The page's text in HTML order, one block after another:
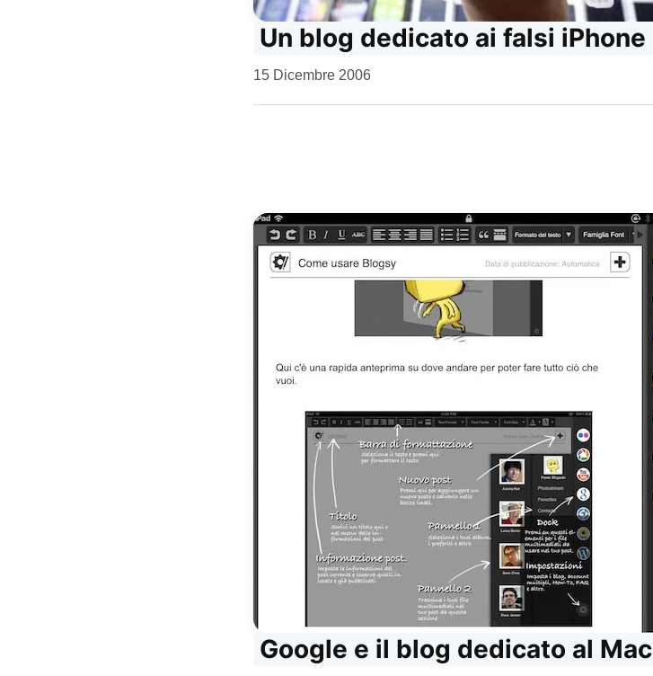
Un blog dedicato ai falsi iPhone
da
15 Dicembre 2006
Google e il blog dedicato al Mac